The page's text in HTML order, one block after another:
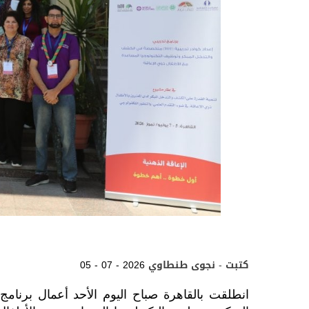
05 - 07 - 2026 كتبت - نجوى طنطاوي